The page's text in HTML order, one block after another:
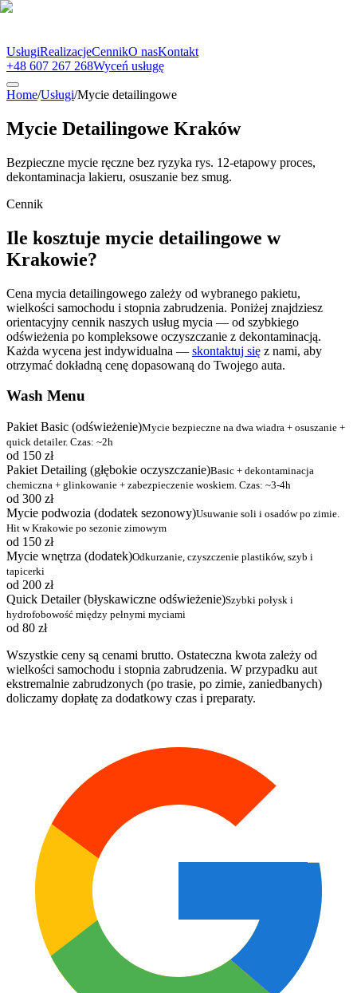
UsługiRealizacjeCennikO nasKontakt
+48 607 267 268Wyceń usługę
Home/Usługi/Mycie detailingowe
Mycie Detailingowe Kraków
Bezpieczne mycie ręczne bez ryzyka rys. 12-etapowy proces,
dekontaminacja lakieru, osuszanie bez smug.
Cennik
Ile kosztuje mycie detailingowe w
Krakowie?
Cena mycia detailingowego zależy od wybranego pakietu,
wielkości samochodu i stopnia zabrudzenia. Poniżej znajdziesz
orientacyjny cennik naszych usług mycia — od szybkiego
odświeżenia po kompleksowe oczyszczanie z dekontaminacją.
Każda wycena jest indywidualna — skontaktuj się z nami, aby
otrzymać dokładną cenę dopasowaną do Twojego auta.
Wash Menu
Pakiet Basic (odświeżenie)Mycie bezpieczne na dwa wiadra + osuszanie +
quick detailer. Czas: ~2h
od 150 zł
Pakiet Detailing (głębokie oczyszczanie)Basic + dekontaminacja
chemiczna + glinkowanie + zabezpieczenie woskiem. Czas: ~3-4h
od 300 zł
Mycie podwozia (dodatek sezonowy)Usuwanie soli i osadów po zimie.
Hit w Krakowie po sezonie zimowym
od 150 zł
Mycie wnętrza (dodatek)Odkurzanie, czyszczenie plastików, szyb i
tapicerki
od 200 zł
Quick Detailer (błyskawiczne odświeżenie)Szybki połysk i
hydrofobowość między pełnymi myciami
od 80 zł
Wszystkie ceny są cenami brutto. Ostateczna kwota zależy od
wielkości samochodu i stopnia zabrudzenia. W przypadku aut
ekstremalnie zabrudzonych (po trasie, po zimie, zaniedbanych)
doliczamy dopłatę za dodatkowy czas i preparaty.